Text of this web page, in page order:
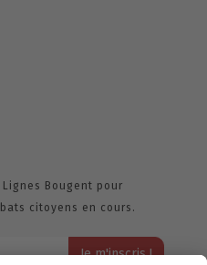
Lignes Bougent pour
citoyens en cours.